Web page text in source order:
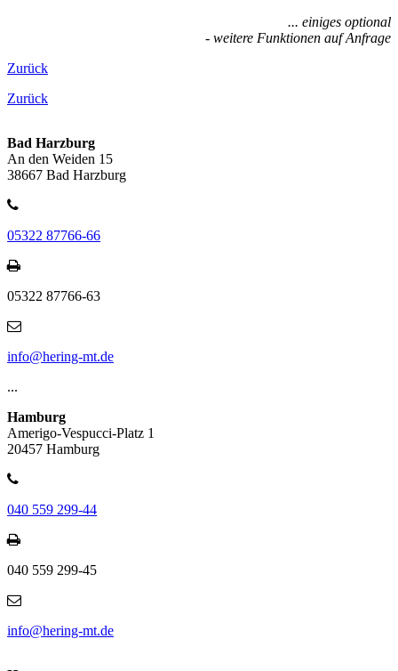
... einiges optional
- weitere Funktionen auf Anfrage
Zurück
Zurück
Bad Harzburg
An den Weiden 15
38667 Bad Harzburg
05322 87766-66
05322 87766-63
info@hering-mt.de
...
Hamburg
Amerigo-Vespucci-Platz 1
20457 Hamburg
040 559 299-44
040 559 299-45
info@hering-mt.de